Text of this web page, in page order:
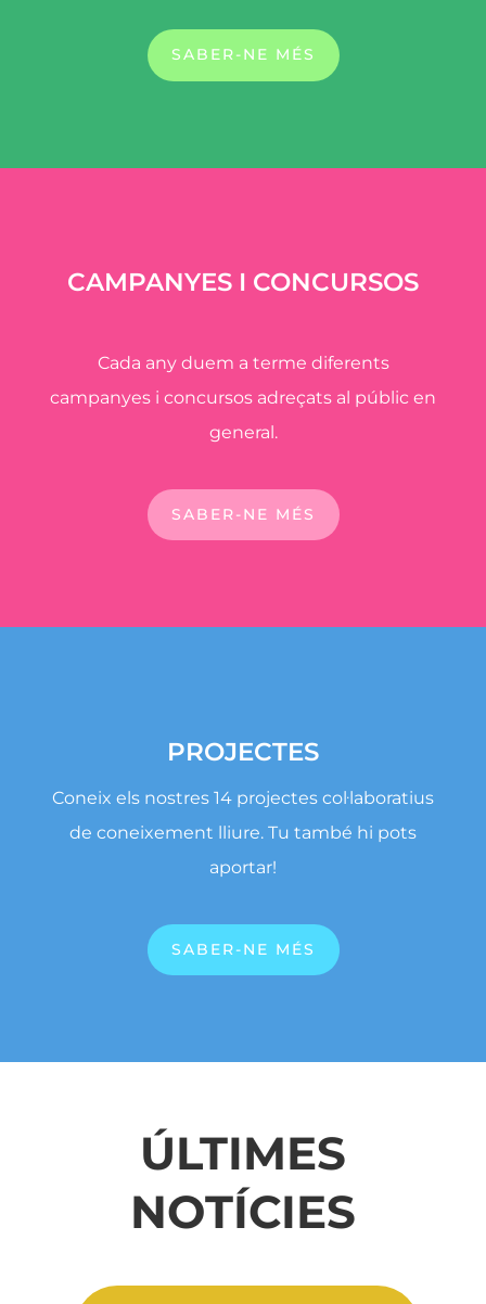
SABER-NE MÉS
CAMPANYES I CONCURSOS
Cada any duem a terme diferents
campanyes i concursos adreçats al públic en
general.
SABER-NE MÉS
PROJECTES
Coneix els nostres 14 projectes col·laboratius
de coneixement lliure. Tu també hi pots
aportar!
SABER-NE MÉS
ÚLTIMES
NOTÍCIES